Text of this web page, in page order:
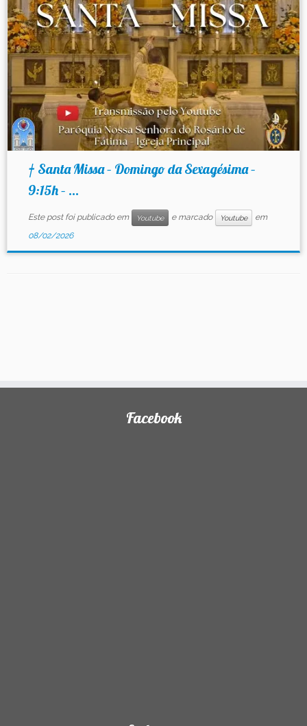
Contato
† Santa Missa – Domingo da Sexagésima –
9:15h – ...
Este post foi publicado em Youtube e marcado Youtube
em
08/02/2026
Facebook